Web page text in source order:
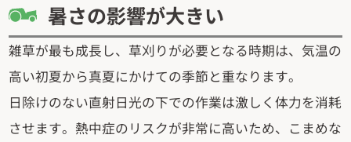
暑さの影響が大きい
雑草が最も成長し、草刈りが必要となる時期は、気温の
高い初夏から真夏にかけての季節と重なります。
日除けのない直射日光の下での作業は激しく体力を消耗
させます。熱中症のリスクが非常に高いため、こまめな